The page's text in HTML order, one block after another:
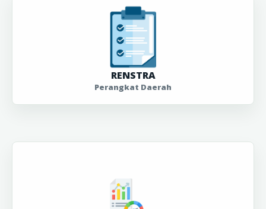
RENSTRA
Perangkat Daerah